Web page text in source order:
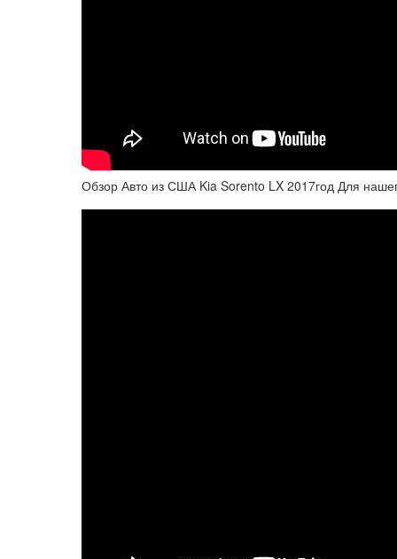
Обзор Авто из США Kia Sorento LX 2017год Для